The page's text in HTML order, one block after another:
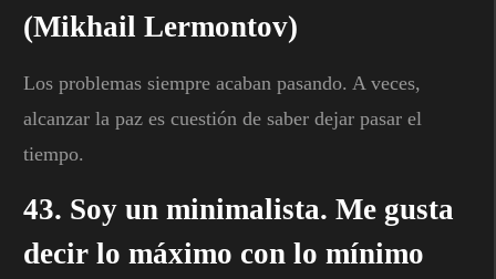
(Mikhail Lermontov)
Los problemas siempre acaban pasando. A veces,
alcanzar la paz es cuestión de saber dejar pasar el
tiempo.
43. Soy un minimalista. Me gusta
decir lo máximo con lo mínimo